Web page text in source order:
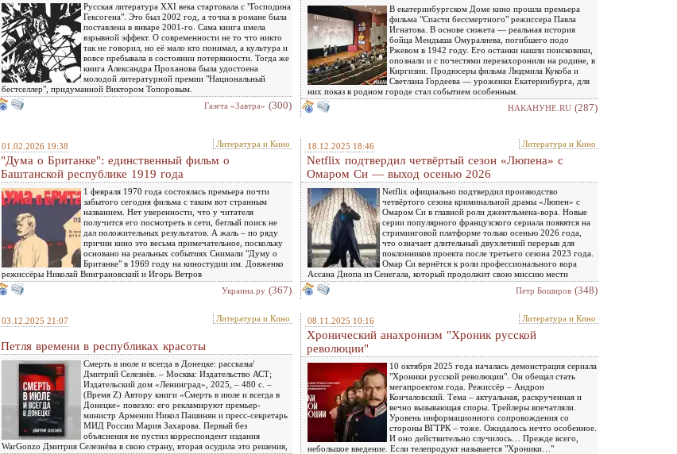
Русская литература XXI века стартовала с "Господина
Гексогена". Это был 2002 год, а точка в романе была
поставлена в январе 2001-го. Сама книга имела
взрывной эффект. О современности не то что никто
так не говорил, но её мало кто понимал, а культура и
вовсе пребывала в состоянии потерянности. Тогда же
книга Александра Проханова была удостоена
молодой литературной премии "Национальный
бестселлер", придуманной Виктором Топоровым.
Газета «Завтра» (300)
В екатеринбургском Доме кино прошла премьера
фильма "Спасти бессмертного" режиссера Павла
Игнатова. В основе сюжета — реальная история
бойца Мендыша Омуралиева, погибшего подо
Ржевом в 1942 году. Его останки нашли поисковики,
опознали и с почестями перезахоронили на родине, в
Киргизии. Продюсеры фильма Людмила Кукоба и
Светлана Гордеева — уроженки Екатеринбурга, для
них показ в родном городе стал событием особенным.
НАКАНУНЕ.RU (287)
01.02.2026 19:38 Литература и Кино
"Дума о Британке": единственный фильм о
Баштанской республике 1919 года
1 февраля 1970 года состоялась премьера почти
забытого сегодня фильма с таким вот странным
названием. Нет уверенности, что у читателя
получится его посмотреть в сети, беглый поиск не
дал положительных результатов. А жаль – по ряду
причин кино это весьма примечательное, поскольку
основано на реальных событиях Снимали "Думу о
Британке" в 1969 году на киностудии им. Довженко
режиссёры Николай Винграновский и Игорь Ветров
Украина.ру (367)
18.12.2025 18:46 Литература и Кино
Netflix подтвердил четвёртый сезон «Люпена» с
Омаром Си — выход осенью 2026
Netflix официально подтвердил производство
четвёртого сезона криминальной драмы «Люпен» с
Омаром Си в главной роли джентльмена-вора. Новые
серии популярного французского сериала появятся на
стриминговой платформе только осенью 2026 года,
что означает длительный двухлетний перерыв для
поклонников проекта после третьего сезона 2023 года.
Омар Си вернётся к роли профессионального вора
Ассана Диопа из Сенегала, который продолжит свою миссию мести
Петр Боширов (348)
03.12.2025 21:07 Литература и Кино
Петля времени в республиках красоты
Смерть в июле и всегда в Донецке: рассказы/
Дмитрий Селезнёв. – Москва: Издательство АСТ;
Издательский дом «Ленинград», 2025, – 480 с. –
(Время Z) Автору книги «Смерть в июле и всегда в
Донецке» повезло: его рекламируют премьер-
министр Армении Никол Пашинян и пресс-секретарь
МИД России Мария Захарова. Первый без
объяснения не пустил корреспондент издания
WarGonzo Дмитрия Селезнёва в свою страну, вторая осудила это решения,
08.11.2025 10:16 Литература и Кино
Хронический анахронизм "Хроник русской
революции"
10 октября 2025 года началась демонстрация сериала
"Хроники русской революции". Он обещал стать
мегапроектом года. Режиссёр – Андрон
Кончаловский. Тема – актуальная, раскрученная и
вечно вызывающая споры. Трейлеры впечатляли.
Уровень информационного сопровождения со
стороны ВГТРК – тоже. Ожидалось нечто особенное.
И оно действительно случилось… Прежде всего,
небольшое введение. Если телепродукт называется "Хроники…"